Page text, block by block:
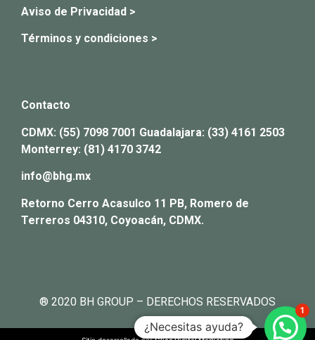
Aviso de Privacidad >
Términos y condiciones >
Contacto
CDMX: (55) 7098 7001 Guadalajara: (33) 4161 2503
Monterrey: (81) 4170 3742
info@bhg.mx
Retorno Cerro Acasulco 11 PB, Romero de
Terreros 04310, Coyoacán, CDMX.
® 2020 BH GROUP – DERECHOS RESERVADOS
1
¿Necesitas ayuda?